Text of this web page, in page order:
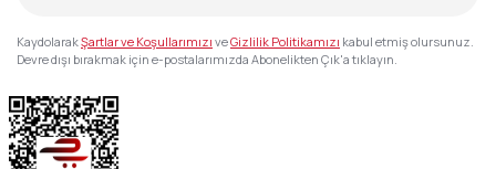
KaydolarakŞartlar ve Koşullarımızı veGizlilik Politikamızı kabul etmiş olursunuz.
Devre dışı bırakmak için e-postalarımızda Abonelikten Çık'a tıklayın.